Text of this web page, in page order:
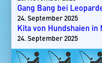
Gang Bang bei
24. September 2025
Kita von Hundshaien
24. September 2025